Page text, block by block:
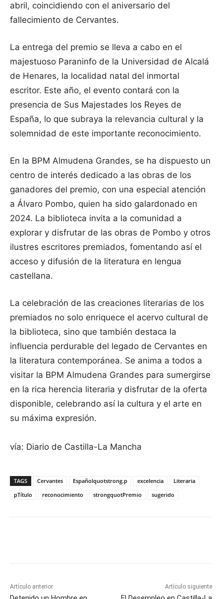
abril, coincidiendo con el aniversario del
fallecimiento de Cervantes.
La entrega del premio se lleva a cabo en el
majestuoso Paraninfo de la Universidad de Alcalá
de Henares, la localidad natal del inmortal
escritor. Este año, el evento contará con la
presencia de Sus Majestades los Reyes de
España, lo que subraya la relevancia cultural y la
solemnidad de este importante reconocimiento.
En la BPM Almudena Grandes, se ha dispuesto un
centro de interés dedicado a las obras de los
ganadores del premio, con una especial atención
a Álvaro Pombo, quien ha sido galardonado en
2024. La biblioteca invita a la comunidad a
explorar y disfrutar de las obras de Pombo y otros
ilustres escritores premiados, fomentando así el
acceso y difusión de la literatura en lengua
castellana.
La celebración de las creaciones literarias de los
premiados no solo enriquece el acervo cultural de
la biblioteca, sino que también destaca la
influencia perdurable del legado de Cervantes en
la literatura contemporánea. Se anima a todos a
visitar la BPM Almudena Grandes para sumergirse
en la rica herencia literaria y disfrutar de la oferta
disponible, celebrando así la cultura y el arte en
su máxima expresión.
vía: Diario de Castilla-La Mancha
TAGS Cervantes Españolquotstrong.p excelencia
Literaria
pTítulo
reconocimiento strongquotPremio sugerido
Artículo anterior Artículo siguiente